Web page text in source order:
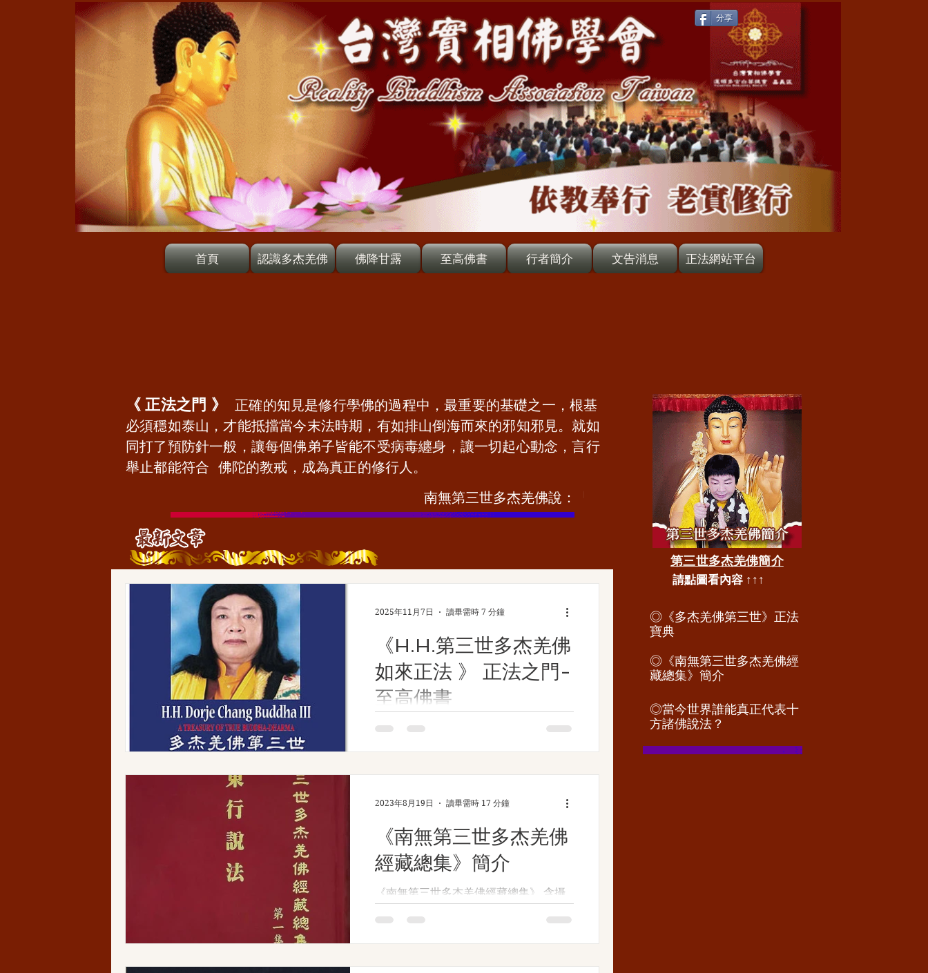
分享
首頁 認識多杰羌佛 佛降甘露 至高佛書 行者簡介 文告消息 正法網站平台
《H.H.第三世多杰羌佛
如來正法 》 正法之門-
至高佛書
​​ 正 法 之 門 簡 介 ​ 簡單來說就是可以添福
程中，最重要的基礎之一，根基必須穩如
倒海而來的邪知邪見。就如同打了預防針
一般，讓每個佛弟子皆能不受病毒纏身，
讓一切起心動念，言行舉止都能符合 佛
陀的教戒，成為真正的修行人。 正確的
知見可以從恭讀經典和恭聞法音中點滴累
積，兩者就像光明解脫之道入口的兩扇門
自是一片光明。但必須注意的是，所恭讀
學習之經典必須是佛教的經書和典籍，所
2025年11月7日 讀畢需時 7 分鐘
《南無第三世多杰羌佛
經藏總集》簡介
《南無第三世多杰羌佛經藏總集》 含攝
僅揭示了宇宙人生的真諦，闡明了佛教從
初基到高深成就各個階段的正理，而且正
2023年8月19日 讀畢需時 17 分鐘
《 正法之門 》
正確的知見是修行學佛的過程中，最重要的基礎之一，根基
必須穩如泰山，才能抵擋當今末法時期，有如排山倒海而來的邪知邪見。就如
同打了預防針一般，讓每個佛弟子皆能不受病毒纏身，讓一切起心動念，言行
舉止都能符合 佛陀的教戒，成為真正的修行人。
南無第三世多杰羌佛說：
第三世多杰羌佛簡介
​請點圖看內容 ↑↑↑
◎《多杰羌佛第三世》正法
寶典
◎《南無第三世多杰羌佛經
藏總集》簡介
◎當今世界誰能真正代表十
方諸佛說法？